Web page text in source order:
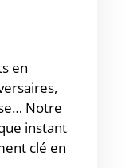
en
Notre
instant
clé en